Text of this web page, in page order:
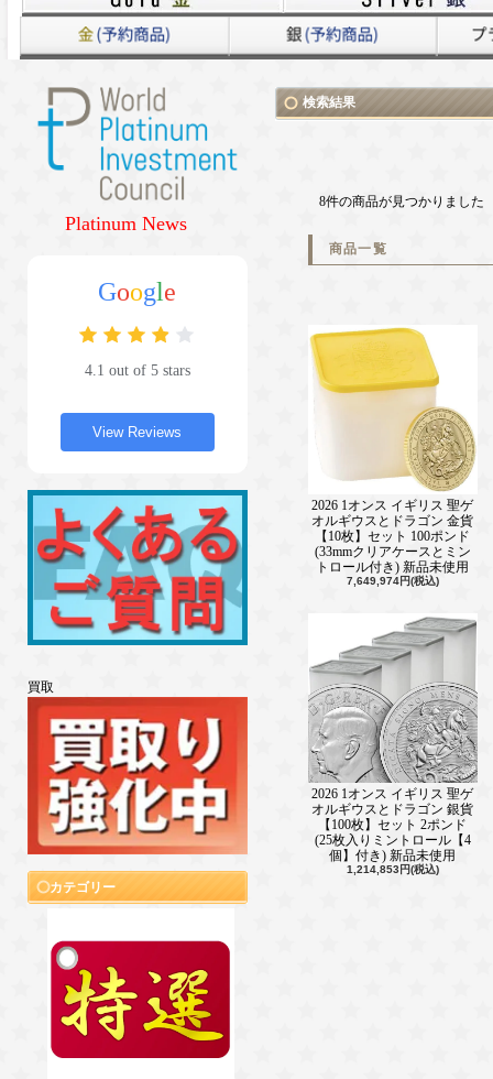
Platinum News
Google
4.1 out of 5 stars
View Reviews
買取
カテゴリー
検索結果
8件の商品が見つかりました
商品一覧
2026 1オンス イギリス 聖ゲ
オルギウスとドラゴン 金貨
【10枚】セット 100ポンド
(33mmクリアケースとミン
トロール付き) 新品未使用
7,649,974円(税込)
2026 1オンス イギリス 聖ゲ
オルギウスとドラゴン 銀貨
【100枚】セット 2ポンド
(25枚入りミントロール【4
個】付き) 新品未使用
1,214,853円(税込)